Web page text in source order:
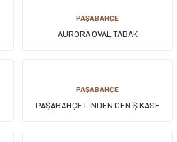
PAŞABAHÇE
AURORA OVAL TABAK
PAŞABAHÇE
PAŞABAHÇE LİNDEN GENİŞ KASE